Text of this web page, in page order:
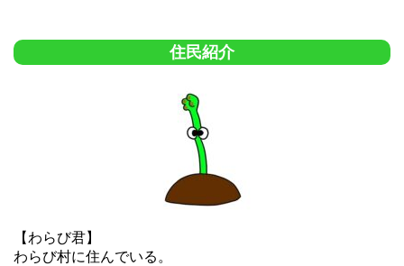
住民紹介
【わらび君】
わらび村に住んでいる。